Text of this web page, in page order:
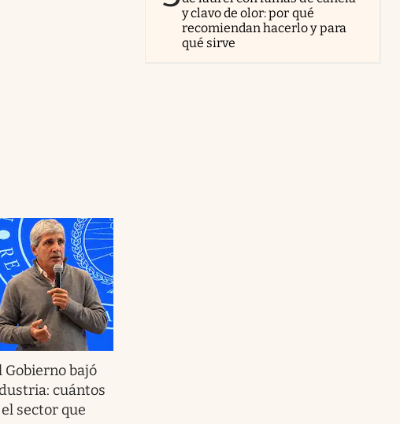
Gobierno bajó
cuántos
sector que
y clavo de olor: por qué
recomiendan hacerlo y para
qué sirve